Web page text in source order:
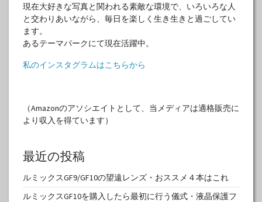
現在大好きな写真と関われる素敵な環境で、いろいろな人
と交わりあいながら、毎日を楽しく生き生きと過ごしてい
ます。
あるテーマパークにて現在活躍中。
私のインスタグラムはこちらから
（Amazonのアソシエイトとして、当メディアは適格販売に
より収入を得ています）
最近の投稿
ルミックスGF9/GF10の望遠レンズ・おススメ４本はこれ
ルミックスGF10を購入したら最初に行う儀式・液晶保護フ